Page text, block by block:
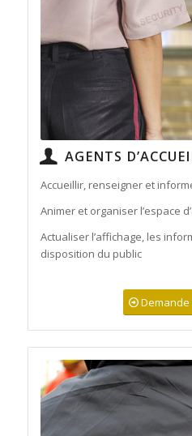
AGENTS
Accueillir, renseigner et
Animer et organiser l’espace
Actualiser l’affichage, les
disposition du public
Demande